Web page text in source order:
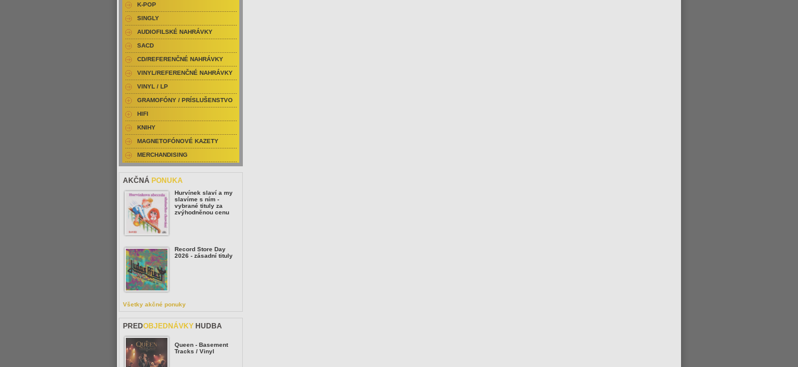
K-POP
SINGLY
AUDIOFILSKÉ NAHRÁVKY
SACD
CD/REFERENČNÉ NAHRÁVKY
VINYL/REFERENČNÉ NAHRÁVKY
VINYL / LP
GRAMOFÓNY / PRÍSLUŠENSTVO
HIFI
KNIHY
MAGNETOFÓNOVÉ KAZETY
MERCHANDISING
AKČNÁ PONUKA
Hurvínek slaví a my
slavíme s ním -
vybrané tituly za
zvýhodněnou cenu
Record Store Day
2026 - zásadní tituly
Všetky akčné ponuky
PREDOBJEDNÁVKY HUDBA
Queen - Basement
Tracks / Vinyl